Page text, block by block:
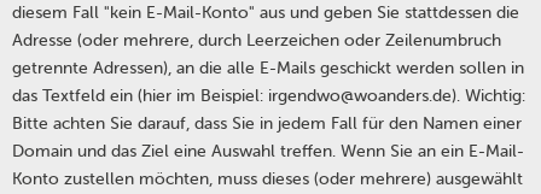
diesem Fall "kein E-Mail-Konto" aus und geben Sie stattdessen die
Adresse (oder mehrere, durch Leerzeichen oder Zeilenumbruch
getrennte Adressen), an die alle E-Mails geschickt werden sollen in
das Textfeld ein (hier im Beispiel: irgendwo@woanders.de). Wichtig:
Bitte achten Sie darauf, dass Sie in jedem Fall für den Namen einer
Domain und das Ziel eine Auswahl treffen. Wenn Sie an ein E-Mail-
Konto zustellen möchten, muss dieses (oder mehrere) ausgewählt